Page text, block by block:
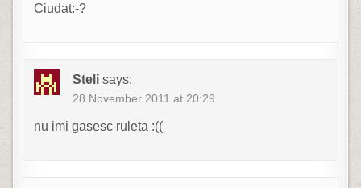
Ciudat:-?
Steli says:
28 November 2011 at 20:29
nu imi gasesc ruleta :((